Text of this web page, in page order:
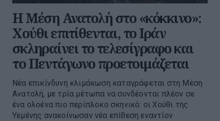
Η Μέση Ανατολή στο «κόκκινο»:
Χούθι επιτίθενται, το Ιράν
σκληραίνει το τελεσίγραφο και
το Πεντάγωνο προετοιμάζεται
Νέα επικίνδυνη κλιμάκωση καταγράφεται στη Μέση
Ανατολή, με τρία μέτωπα να συνδέονται πλέον σε
ένα ολοένα πιο περίπλοκο σκηνικό: οι Χούθι της
Υεμένης ανακοίνωσαν νέα επίθεση εναντίον